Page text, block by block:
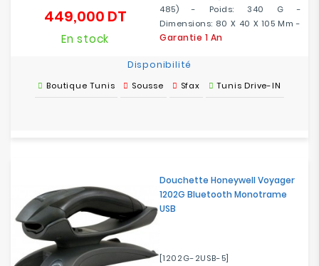
485) - Poids: 340 G -
Dimensions: 80 X 40 X 105 Mm -
Garantie 1 An
449,000 DTPrix
En stock
Disponibilité
Boutique Tunis Sousse Sfax Tunis Drive-IN
Douchette Honeywell Voyager
1202G Bluetooth Monotrame
USB
[1202G-2USB-5]